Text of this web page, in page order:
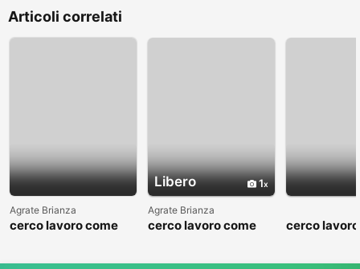
Articoli correlati
Agrate Brianza
cerco lavoro come
Libero 1
Agrate Brianza
cerco lavoro come
cerco